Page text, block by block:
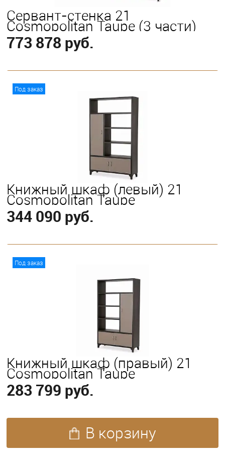
Сервант-стенка 21
Cosmopolitan Taupe (3 части)
773 878 руб.
Под заказ
Книжный шкаф (левый) 21
Cosmopolitan Taupe
344 090 руб.
Под заказ
Книжный шкаф (правый) 21
Cosmopolitan Taupe
283 799 руб.
В корзину